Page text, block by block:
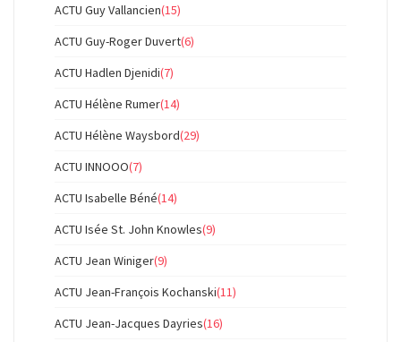
ACTU Guy Vallancien(15)
ACTU Guy-Roger Duvert(6)
ACTU Hadlen Djenidi(7)
ACTU Hélène Rumer(14)
ACTU Hélène Waysbord(29)
ACTU INNOOO(7)
ACTU Isabelle Béné(14)
ACTU Isée St. John Knowles(9)
ACTU Jean Winiger(9)
ACTU Jean-François Kochanski(11)
ACTU Jean-Jacques Dayries(16)